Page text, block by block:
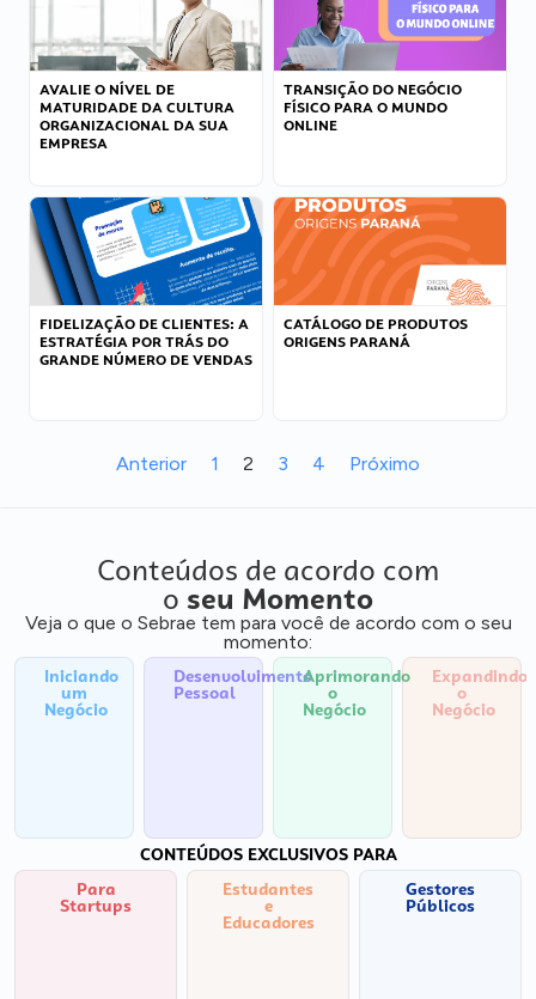
AVALIE O NÍVEL DE
MATURIDADE DA CULTURA
ORGANIZACIONAL DA SUA
EMPRESA
TRANSIÇÃO DO NEGÓCIO
FÍSICO PARA O MUNDO
ONLINE
FIDELIZAÇÃO DE CLIENTES: A
ESTRATÉGIA POR TRÁS DO
GRANDE NÚMERO DE VENDAS
CATÁLOGO DE PRODUTOS
ORIGENS PARANÁ
Anterior 1 2 3 4 Próximo
Conteúdos de acordo com
o seu Momento
Veja o que o Sebrae tem para você de acordo com o seu
momento:
Iniciando
um
Negócio
Desenvolvimento
Pessoal
Aprimorando
o
Negócio
Expandindo
o
Negócio
CONTEÚDOS EXCLUSIVOS PARA
Para
Startups
Estudantes
e
Educadores
Gestores
Públicos